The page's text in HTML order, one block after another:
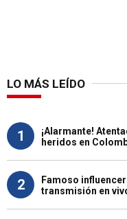
LO MÁS LEÍDO
1
¡Alarmante!
heridos en
2
Famoso
transmisión en